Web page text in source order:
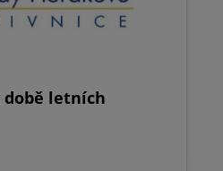
době letních